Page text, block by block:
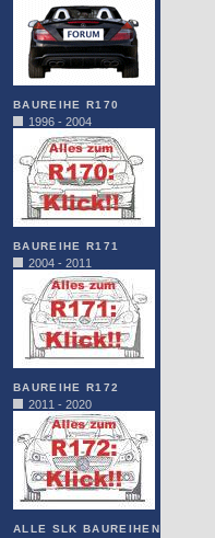
BAUREIHE R170
1996 - 2004
BAUREIHE R171
2004 - 2011
BAUREIHE R172
2011 - 2020
ALLE SLK BAUREIHEN